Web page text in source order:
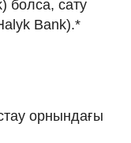
болса, сату
Bank).*
орнындағы